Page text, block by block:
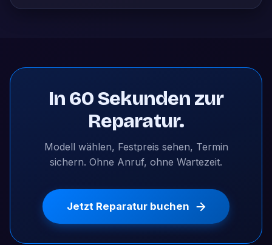
In 60 Sekunden zur
Reparatur.
Modell wählen, Festpreis sehen, Termin
sichern. Ohne Anruf, ohne Wartezeit.
Jetzt Reparatur buchen